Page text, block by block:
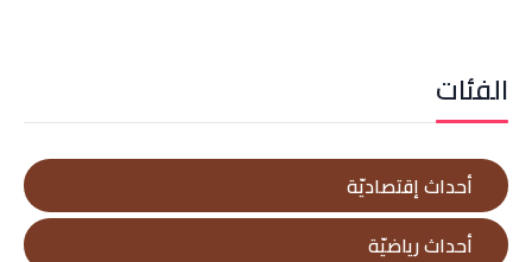
الفئات
أحداث إقتصاديّة
أحداث رياضيّة